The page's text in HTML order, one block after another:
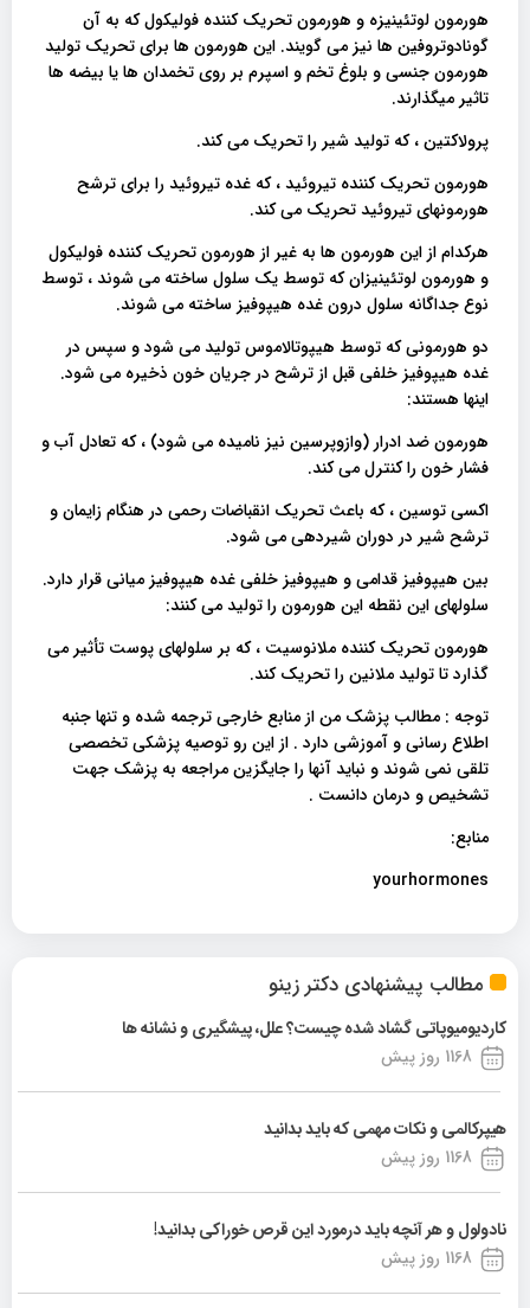
مطالب پیشنهادی دکتر زینو
کاردیومیوپاتی گشاد شده چیست؟ علل، پیشگیری و نشانه ها
1168 روز پیش
هیپرکالمی و نکات مهمی که باید بدانید
1168 روز پیش
نادولول و هر آنچه باید درمورد این قرص خوراکی بدانید!
1168 روز پیش
هورمون لوتئینیزه و هورمون تحریک کننده فولیکول که به آن
گونادوتروفین ها نیز می گویند. این هورمون ها برای تحریک تولید
هورمون جنسی و بلوغ تخم و اسپرم بر روی تخمدان ها یا بیضه ها
تاثیر میگذارند.
پرولاکتین ، که تولید شیر را تحریک می کند.
هورمون تحریک کننده تیروئید ، که غده تیروئید را برای ترشح
هورمونهای تیروئید تحریک می کند.
هرکدام از این هورمون ها به غیر از هورمون تحریک کننده فولیکول
و هورمون لوتئینیزان که توسط یک سلول ساخته می شوند ، توسط
نوع جداگانه سلول درون غده هیپوفیز ساخته می شوند.
دو هورمونی که توسط هیپوتالاموس تولید می شود و سپس در
غده هیپوفیز خلفی قبل از ترشح در جریان خون ذخیره می شود.
اینها هستند:
هورمون ضد ادرار (وازوپرسین نیز نامیده می شود) ، که تعادل آب و
فشار خون را کنترل می کند.
اکسی توسین ، که باعث تحریک انقباضات رحمی در هنگام زایمان و
ترشح شیر در دوران شیردهی می شود.
بین هیپوفیز قدامی و هیپوفیز خلفی غده هیپوفیز میانی قرار دارد.
سلولهای این نقطه این هورمون را تولید می کنند:
هورمون تحریک کننده ملانوسیت ، که بر سلولهای پوست تأثیر می
گذارد تا تولید ملانین را تحریک کند.
توجه : مطالب پزشک من از منابع خارجی ترجمه شده و تنها جنبه
اطلاع رسانی و آموزشی دارد . از این رو توصیه پزشکی تخصصی
تلقی نمی شوند و نباید آنها را جایگزین مراجعه به پزشک جهت
تشخیص و درمان دانست .
منابع:
yourhormones